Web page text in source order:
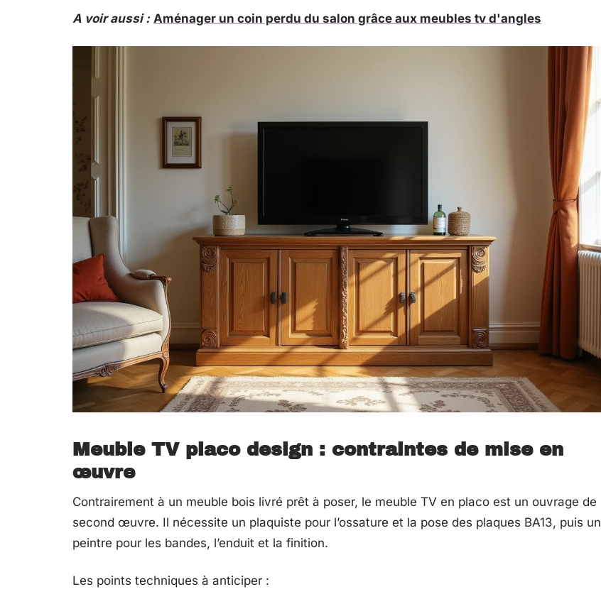
A voir aussi : Aménager un coin perdu du salon grâce aux meubles tv d'angles
Meuble TV placo design : contraintes de mise en
œuvre
Contrairement à un meuble bois livré prêt à poser, le meuble TV en placo est un ouvrage de
second œuvre. Il nécessite un plaquiste pour l’ossature et la pose des plaques BA13, puis un
peintre pour les bandes, l’enduit et la finition.
Les points techniques à anticiper :